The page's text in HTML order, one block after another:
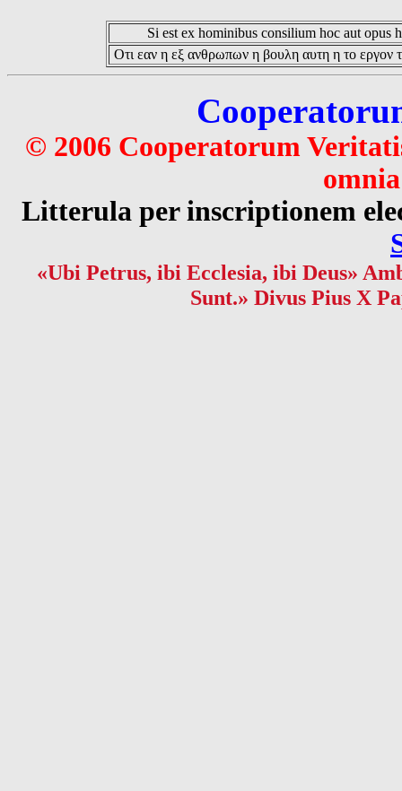
Si est ex hominibus consilium hoc aut opus
Οτι εαν η εξ ανθρωπων η βουλη αυτη η το εργον
© 2006 Cooperatorum
Litterula per inscriptionem
«Ubi Petrus, ibi Ecclesia, ibi Deus»
Sunt.» Divus Pius X